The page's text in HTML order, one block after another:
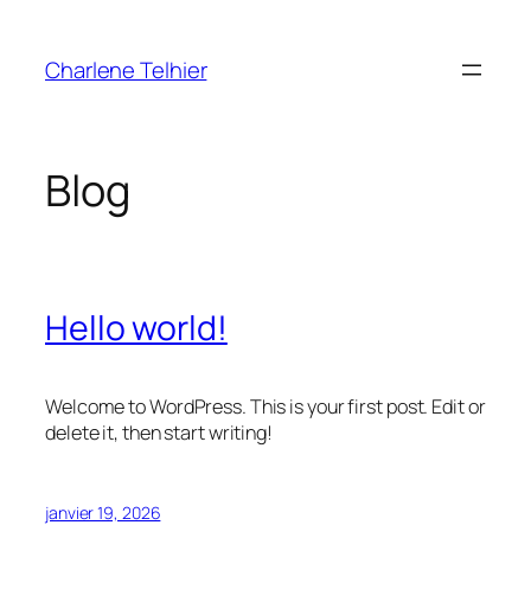
contenu
Charlene Telhier
Blog
Hello world!
Welcome to WordPress. This is your first post. Edit or
delete it, then start writing!
janvier 19, 2026